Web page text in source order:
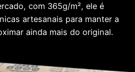
com 365g/m², ele é
artesanais para manter a
ainda mais do original.